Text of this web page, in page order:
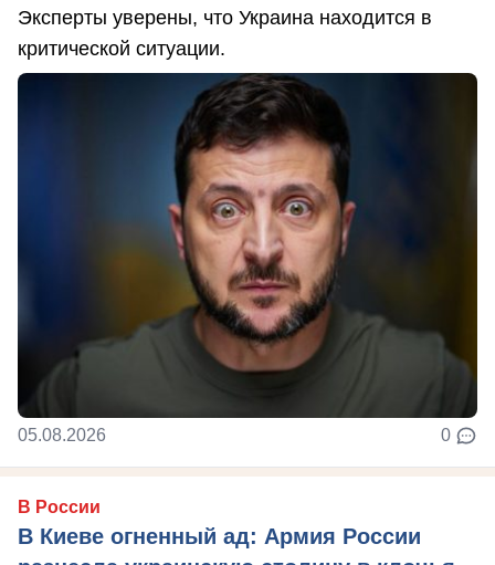
Эксперты уверены, что Украина находится в
критической ситуации.
05.08.2026 0
В России
В Киеве огненный ад: Армия России